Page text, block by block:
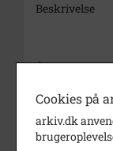
Beskrivelse
Årstal
Dateringsnote
Fotograf
Cookies på
arkiv.dk